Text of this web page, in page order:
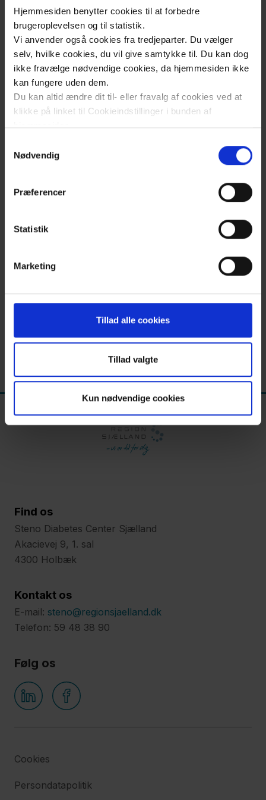
Hjemmesiden benytter cookies til at forbedre
brugeroplevelsen og til statistik.
Vi anvender også cookies fra tredjeparter. Du vælger
selv, hvilke cookies, du vil give samtykke til. Du kan dog
ikke fravælge nødvendige cookies, da hjemmesiden ikke
kan fungere uden dem.
Du kan altid ændre dit til- eller fravalg af cookies ved at
klikke på linket til Cookieindstillinger i bunden af
hjemmesiden.
Læs mere om brugen af cookies på vores hjemmeside
Læs mere om vores behandling af personoplysninger
her.
Nødvendig
Præferencer
Statistik
Marketing
Tillad alle cookies
Tillad valgte
Kun nødvendige cookies
DATO
torsdag den 26. marts 2026
TID
Kl. 09:00-16:00
STED
Center for Uddannelse og Kompetence,
Pris:
Sygeplejersker fra kommuner og almen praksis
Tilmeld dig her
Find os
Steno Diabetes Center Sjælland
Akacievej 9, 1. sal
4300 Holbæk
Kontakt os
E-mail: steno@regionsjaelland.dk
Telefon: 59 48 38 90
Følg os
Cookies
Persondatapolitik